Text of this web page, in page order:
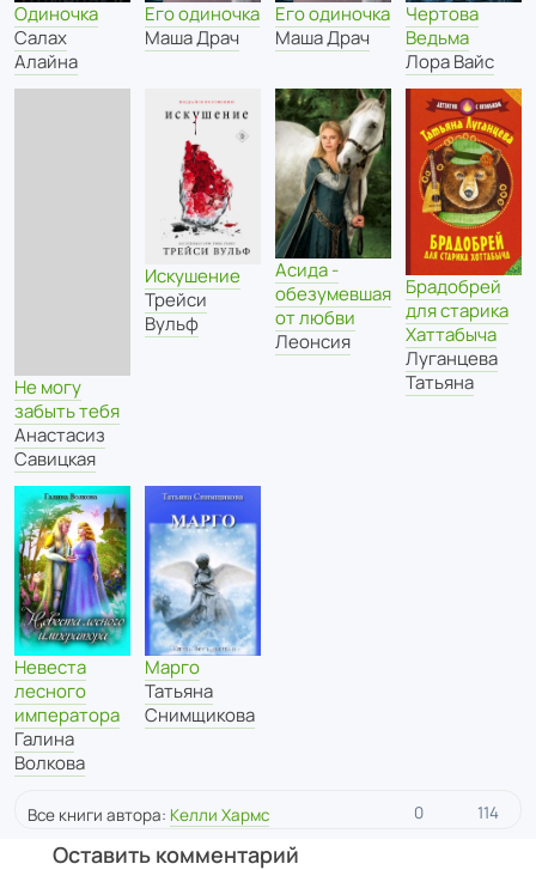
Одиночка
Салах
Алайна
Его одиночка
Маша Драч
Его одиночка
Маша Драч
Чертова
Ведьма
Лора Вайс
Не могу
забыть тебя
Анастасиз
Савицкая
Искушение
Трейси
Вульф
Асида -
обезумевшая
от любви
Леонсия
Брадобрей
для старика
Хаттабыча
Луганцева
Татьяна
Невеста
лесного
императора
Галина
Волкова
Марго
Татьяна
Снимщикова
Все книги автора: Келли Хармс 0 114
Оставить комментарий